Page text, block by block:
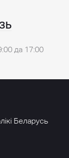
да 17:00
Беларусь